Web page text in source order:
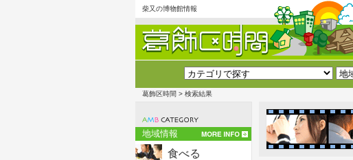
柴又の博物館情報
葛飾区時間 > 検索結果
地域情報
食べる